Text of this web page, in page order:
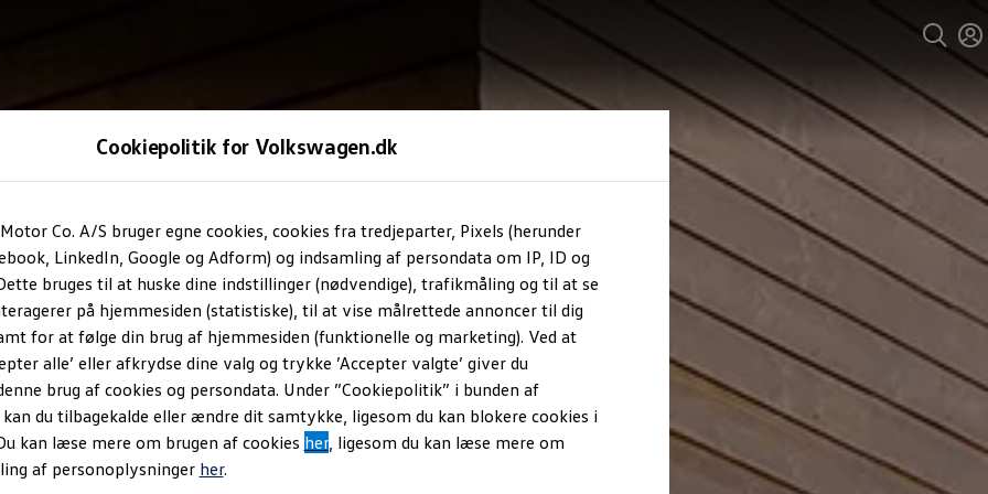
Cookiepolitik for Volkswagen.dk
Co. A/S bruger egne cookies, cookies fra tredjeparter, Pixels (herunder
LinkedIn, Google og Adform) og indsamling af persondata om IP, ID og
bruges til at huske dine indstillinger (nødvendige), trafikmåling og til at se
på hjemmesiden (statistiske), til at vise målrettede annoncer til dig
for at følge din brug af hjemmesiden (funktionelle og marketing). Ved at
alle’ eller afkrydse dine valg og trykke ’Accepter valgte’ giver du
brug af cookies og persondata. Under ”Cookiepolitik” i bunden af
du tilbagekalde eller ændre dit samtykke, ligesom du kan blokere cookies i
kan læse mere om brugen af cookies her, ligesom du kan læse mere om
af personoplysninger her.